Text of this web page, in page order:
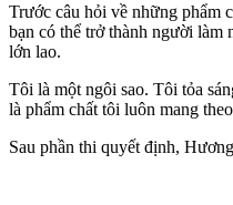
Trước câu hỏi về những phẩm
bạn có thể trở thành người làm
lớn lao.
Tôi là một ngôi sao. Tôi tỏa
là phẩm chất tôi luôn mang
Sau phần thi quyết định,